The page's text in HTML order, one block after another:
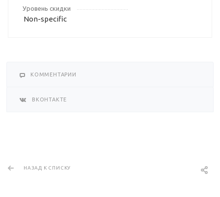
Уровень скидки
Non-specific
КОММЕНТАРИИ
ВКОНТАКТЕ
НАЗАД К СПИСКУ